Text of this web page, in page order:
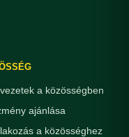
a közösségben
ajánlása
a közösséghez